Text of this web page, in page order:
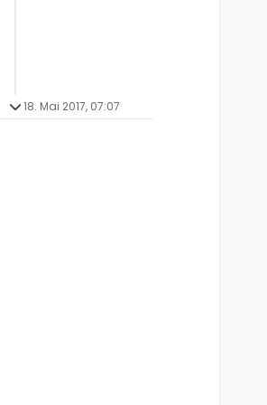
18. Mai 2017, 07:07